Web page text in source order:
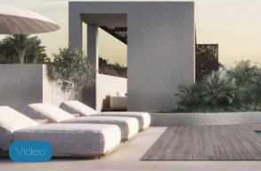
Video